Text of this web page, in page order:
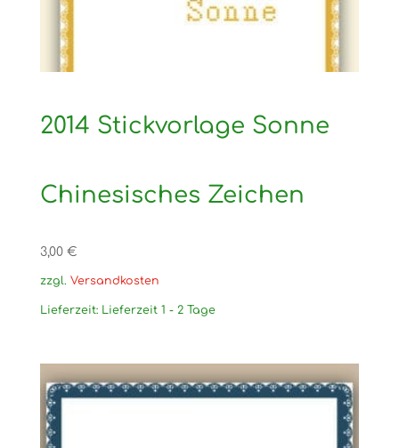
2014 Stickvorlage Sonne
Chinesisches Zeichen
3,00 €
zzgl. Versandkosten
Lieferzeit: Lieferzeit 1 - 2 Tage